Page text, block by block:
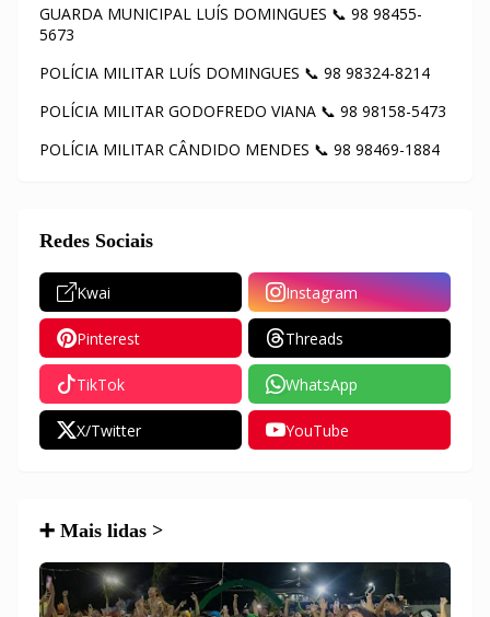
GUARDA MUNICIPAL LUÍS DOMINGUES 📞 98 98455-
5673
POLÍCIA MILITAR LUÍS DOMINGUES 📞 98 98324-8214
POLÍCIA MILITAR GODOFREDO VIANA 📞 98 98158-5473
POLÍCIA MILITAR CÂNDIDO MENDES 📞 98 98469-1884
Redes Sociais
Kwai Instagram
Pinterest Threads
TikTok WhatsApp
X/Twitter YouTube
➕ Mais lidas >